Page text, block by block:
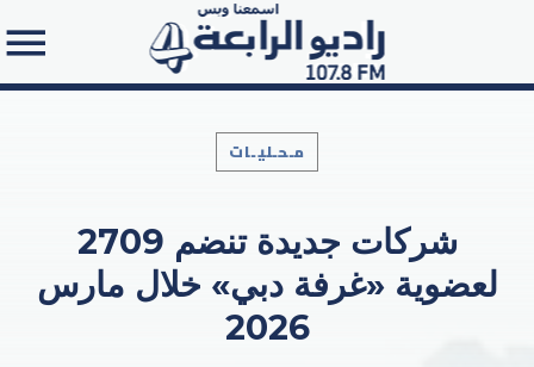
Search in the website:
مـحـليـات
2709 شركات جديدة تنضم
لعضوية «غرفة دبي» خلال مارس
2026